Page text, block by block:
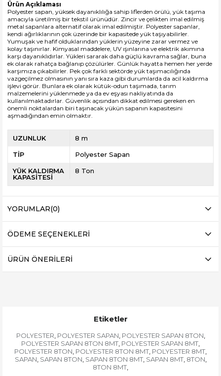
Ürün Açıklaması
Polyester sapan, yüksek dayanıklılığa sahip liflerden örülü, yük taşıma
amacıyla üretilmiş bir tekstil ürünüdür. Zincir ve çelikten imal edilmiş
metal sapanlara alternatif olarak imal edilmiştir. Polyester sapanlar,
kendi ağırlıklarının çok üzerinde bir kapasitede yük taşıyabilirler.
Yumuşak ve hafif olduklarından yüklerin yüzeyine zarar vermez ve
kolay taşınırlar. Kimyasal maddelere, UV ışınlarına ve elektrik akımına
karşı dayanıklıdırlar. Yükleri sararak daha güçlü kavrama sağlar, buna
ek olarak rahatça bağlanıp çözülürler. Günlük hayatta hemen her yerde
karşımıza çıkabilirler. Pek çok farklı sektörde yük taşımacılığında
vazgeçilmez olmasının yanı sıra kaza gibi durumlarda da acil kaldırma
işlevi görür. Bunlara ek olarak kütük-odun taşımada, tarım
malzemelerini yüklenmede ya da ev eşyası nakliyatında da
kullanılmaktadırlar. Güvenlik açısından dikkat edilmesi gereken en
önemli noktalardan biri taşınacak yükün sapanın kapasitesini
aşmadığından emin olmaktır.
UZUNLUK 8 m
TİP Polyester Sapan
YÜK KALDIRMA
KAPASİTESİ
8 Ton
YORUMLAR(0)
ÖDEME SEÇENEKLERI
ÜRÜN ÖNERILERI
Etiketler
POLYESTER, POLYESTER SAPAN, POLYESTER SAPAN 8TON,
POLYESTER SAPAN 8TON 8MT, POLYESTER SAPAN 8MT,
POLYESTER 8TON, POLYESTER 8TON 8MT, POLYESTER 8MT,
SAPAN, SAPAN 8TON, SAPAN 8TON 8MT, SAPAN 8MT, 8TON,
8TON 8MT,